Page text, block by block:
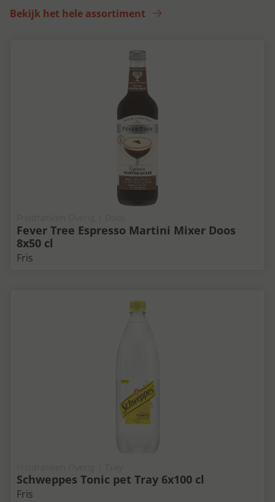
Bekijk het hele assortiment
Fever Tree Espresso Martini Mixer Doos
8x50 cl
Fris
Schweppes Tonic pet Tray 6x100 cl
Fris